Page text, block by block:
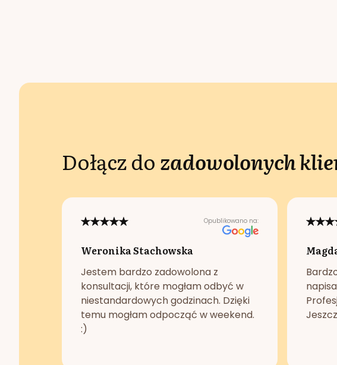
Dołącz do zadowolonych
Opublikowano na:
Weronika Stachowska
Jestem bardzo zadowolona z
konsultacji, które mogłam odbyć w
niestandardowych godzinach. Dzięki
temu mogłam odpocząć w weekend.
:)